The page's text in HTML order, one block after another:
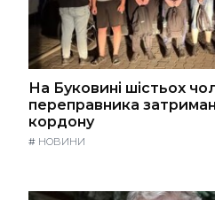
На Буковині шістьох
переправника
кордону
# НОВИНИ